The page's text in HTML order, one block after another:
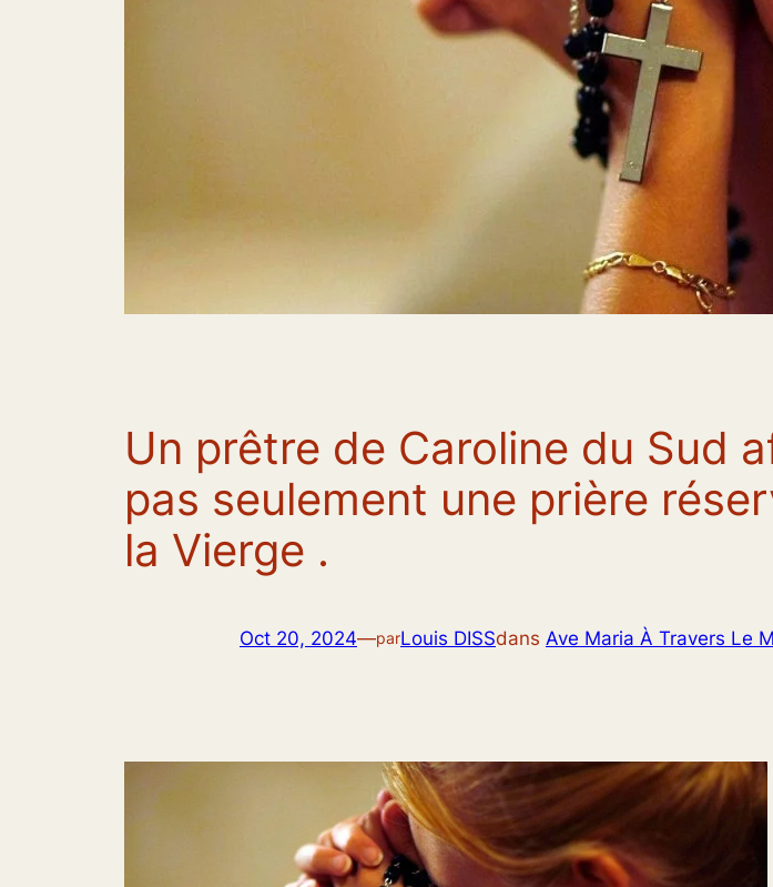
Un prêtre de Caroline du Sud
pas seulement une prière
la Vierge .
Oct 20, 2024—parLouis DISSdans Ave Maria À Travers Le